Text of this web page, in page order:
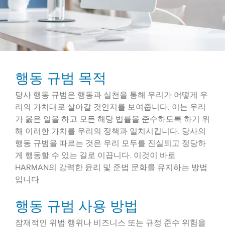
행동 규범 목적
당사 행동 규범은 행동과 실천을 통해 우리가 어떻게 우
리의 가치대로 살아갈 것인지를 보여줍니다. 이는 우리
가 옳은 일을 하고 모든 해당 법률을 준수하도록 하기 위
해 이러한 가치를 우리의 정책과 일치시킵니다. 당사의
행동 규범을 따르는 것은 우리 모두를 진실되고 정당하
게 행동할 수 있는 길로 이끕니다. 이것이 바로
HARMAN의 강력한 윤리 및 준법 문화를 유지하는 방법
입니다.
행동 규범 사용 방법
잠재적인 위법 행위나 비즈니스 또는 규정 준수 위험을